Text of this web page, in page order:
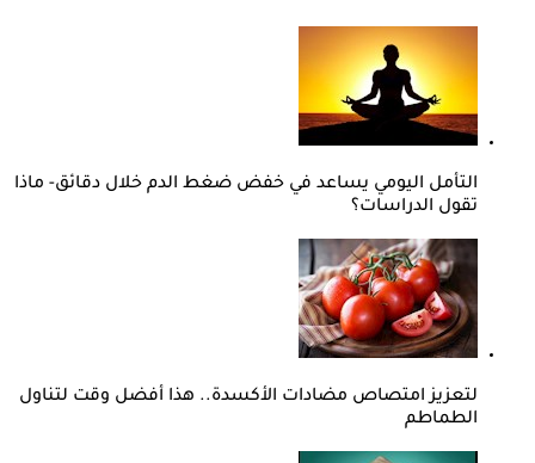
التأمل اليومي يساعد في خفض ضغط الدم خلال دقائق- ماذا
تقول الدراسات؟
لتعزيز امتصاص مضادات الأكسدة.. هذا أفضل وقت لتناول
الطماطم